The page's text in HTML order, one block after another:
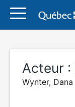
Acteur :
Wynter, Dana